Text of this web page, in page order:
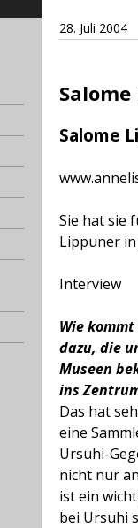
28. Juli 2004
Salome
Sie hat sie
Lippuner in
Interview
Wie
dazu, die
Museen
ins
Das hat
eine
Ursuhi-
nicht nur
ist ein
bei Ursuhi